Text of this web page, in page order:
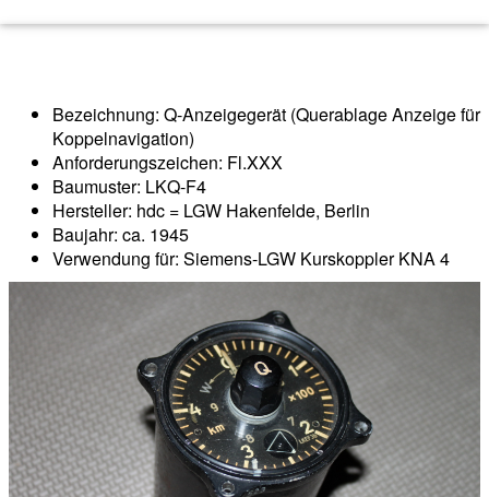
Bezeichnung: Q-Anzeigegerät (Querablage Anzeige für
Koppelnavigation)
Anforderungszeichen: Fl.XXX
Baumuster: LKQ-F4
Hersteller: hdc = LGW Hakenfelde, Berlin
Baujahr: ca. 1945
Verwendung für: Siemens-LGW Kurskoppler KNA 4